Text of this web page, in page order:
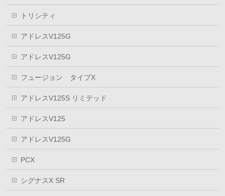
トリシティ
アドレスV125G
アドレスV125G
フュージョン タイプX
アドレスV125S リミテッド
アドレスV125
アドレスV125G
PCX
シグナスX SR